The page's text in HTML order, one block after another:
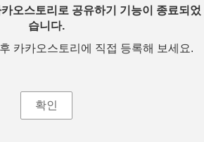
오스토리로 공유하기 기능이 종료되었
습니다.
카카오스토리에 직접 등록해 보세요.
확인